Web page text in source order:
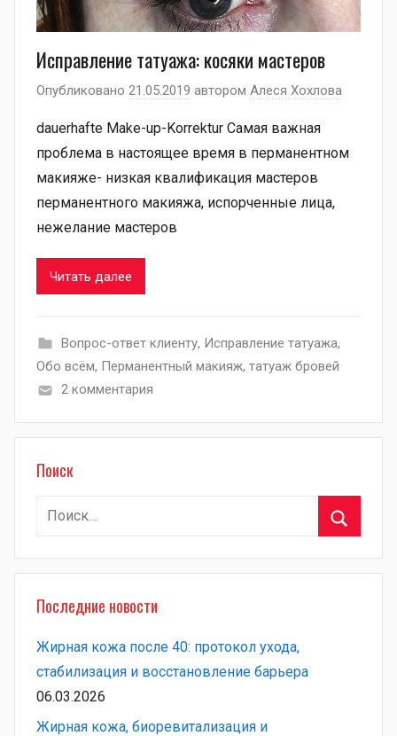
Исправление татуажа: косяки мастеров
Опубликовано 21.05.2019 автором Алеся Хохлова
dauerhafte Make-up-Korrektur Самая важная
проблема в настоящее время в перманентном
макияже- низкая квалификация мастеров
перманентного макияжа, испорченные лица,
нежелание мастеров
Читать далее
Вопрос-ответ клиенту, Исправление татуажа,
Обо всём, Перманентный макияж, татуаж бровей
2 комментария
Поиск
Найти:
Последние новости
Жирная кожа после 40: протокол ухода,
стабилизация и восстановление барьера
06.03.2026
Жирная кожа, биоревитализация и